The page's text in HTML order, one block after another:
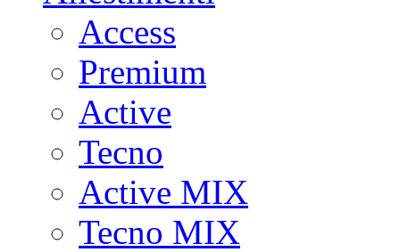
Access
Premium
Active
Tecno
Active MIX
Tecno MIX